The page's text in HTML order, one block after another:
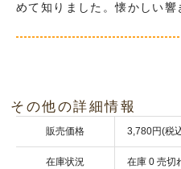
めて知りました。懐かしい響
その他の詳細情報
販売価格 3,780円(税
在庫状況 在庫 0 売切